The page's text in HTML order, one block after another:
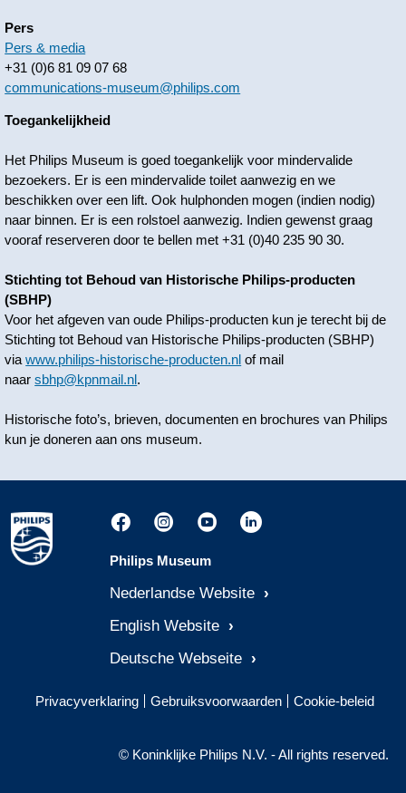
Pers
Pers & media
+31 (0)6 81 09 07 68
communications-museum@philips.com
Toegankelijkheid
Het Philips Museum is goed toegankelijk voor mindervalide
bezoekers. Er is een mindervalide toilet aanwezig en we
beschikken over een lift. Ook hulphonden mogen (indien nodig)
naar binnen. Er is een rolstoel aanwezig. Indien gewenst graag
vooraf reserveren door te bellen met +31 (0)40 235 90 30.
Stichting tot Behoud van Historische Philips-producten
(SBHP)
Voor het afgeven van oude Philips-producten kun je terecht bij de
Stichting tot Behoud van Historische Philips-producten (SBHP)
viawww.philips-historische-producten.nl of mail
naarsbhp@kpnmail.nl.
Historische foto’s, brieven, documenten en brochures van Philips
kun je doneren aan ons museum.
Philips Museum
Nederlandse Website
English Website
Deutsche Webseite
Privacyverklaring Gebruiksvoorwaarden Cookie-beleid
© Koninklijke Philips N.V. - All rights reserved.